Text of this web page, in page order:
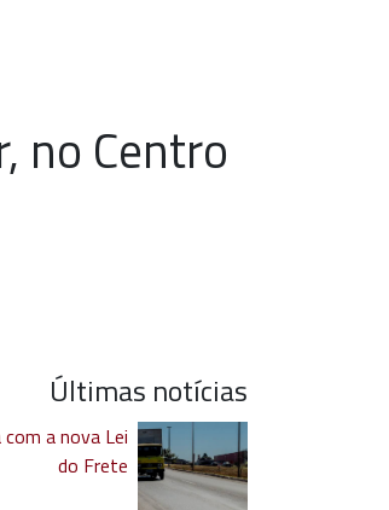
no Centro
Últimas notícias
a nova Lei
do Frete